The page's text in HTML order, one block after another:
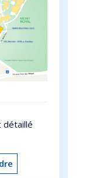
détaillé